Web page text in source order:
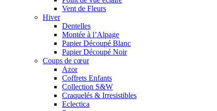
Vent de Fleurs
Hiver
Dentelles
Montée à l’Alpage
Papier Découpé Blanc
Papier Découpé Noir
Coups de cœur
Azor
Coffrets Enfants
Collection S&W
Craquelés & Irresistibles
Eclectica